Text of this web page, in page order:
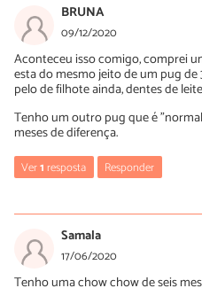
BRUNA
09/12/2020
Aconteceu isso comigo, comprei
esta do mesmo jeito de um pug
pelo de filhote ainda, dentes de leite
Tenho um outro pug que é
meses de diferença.
Ver1resposta Responder
18/02/2022
Eu peguei um chihuahua com
ele nasceu diferente dos
nao vai passar de 1kg , sendo
Samala
17/06/2020
Tenho uma chow chow de seis